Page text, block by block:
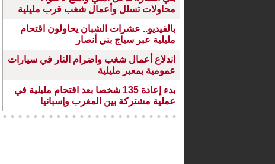
محاولات تسلل وأعمال شغب قرب مليلية
بالفيديو.. عشرات الشبان يحاولون اقتحام
مليلية عبر سياج بني أنصار
اندلاع أعمال شغب واضرام النار في سيارات
عمومية بمعبر مليلية
بدء إعادة 135 شخصا بعد اقتحام مليلية في
عملية مشتركة بين المغرب وإسبانيا